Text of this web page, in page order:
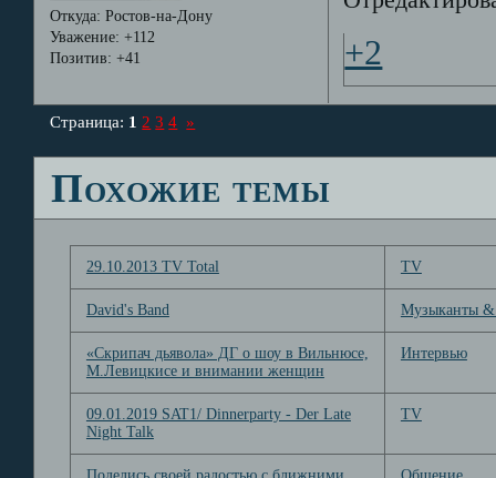
Откуда: Ростов-на-Дону
Уважение: +112
Позитив: +41 +2
Страница: 1 2 3 4 »
Похожие темы
29.10.2013 TV Total TV
David's Band Музыканты
«Скрипач дьявола» ДГ о шоу в Вильнюсе,
М.Левицкисе и внимании женщин
Интервью
09.01.2019 SAT1/ Dinnerparty - Der Late
Night Talk
TV